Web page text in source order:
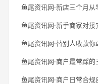
鱼尾资讯网·新店三个月
鱼尾资讯网·新手商家对
鱼尾资讯网·替别人收款
鱼尾资讯网·商户最常踩
鱼尾资讯网·商户日常合